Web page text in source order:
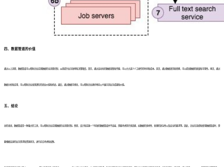
四、数据管道的价值
通过以上流程，数据管道可以帮助企业实现数据的全流程控制，从而提升业务效率和决策精度。首先，通过自动化的数据采集和传输，可以大大减少人工操作的时间和成本。其次，通过数据清洗和转换，可以提高数据的质量和可用性。再次，通过
数据分析和应用，可以帮助企业发现潜在的商业价值和机会。最后，通过数据可视化，可以帮助企业更好地向公众展示其业务成果和价值。
五、结论
总的来说，数据管道是一种强大的工具，可以帮助企业实现数据的全流程控制。然而，设计和实施一个有效的数据管道并不容易，需要考虑到许多因素，如数据的多样性、处理的复杂性以及安全的要求等。因此，企业在选择和使用数据管道时，需
要根据自身的业务需求和资源状况，进行综合考虑和权衡。